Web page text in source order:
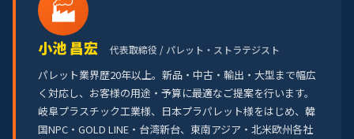
🏭
小池 昌宏 代表取締役 / パレット・ストラテジスト
パレット業界歴20年以上。新品・中古・輸出・大型まで幅広
く対応し、お客様の用途・予算に最適なご提案を行います。
岐阜プラスチック工業様、日本プラパレット様をはじめ、韓
国NPC・GOLD LINE・台湾新台、東南アジア・北米欧州各社